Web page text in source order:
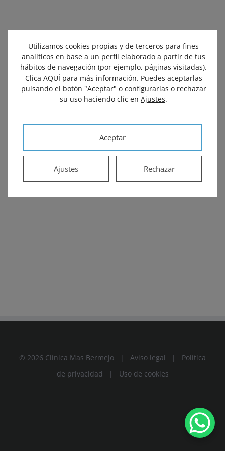
© 2026 Clínica Mas Bermejo | Aviso legal | Política
de privacidad | Uso de cookies
Utilizamos cookies propias y de terceros para fines
analíticos en base a un perfil elaborado a partir de tus
hábitos de navegación (por ejemplo, páginas visitadas).
Clica AQUÍ para más información. Puedes aceptarlas
pulsando el botón "Aceptar" o configurarlas o rechazar
su uso haciendo clic en Ajustes.
Aceptar
Rechazar
Ajustes